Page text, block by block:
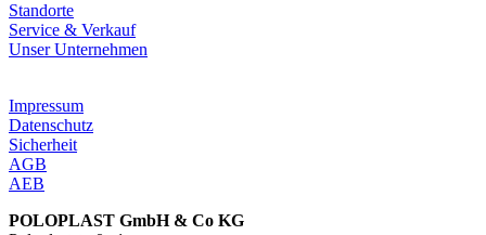
Standorte
Service & Verkauf
Unser Unternehmen
Impressum
Datenschutz
Sicherheit
AGB
AEB
POLOPLAST GmbH & Co KG